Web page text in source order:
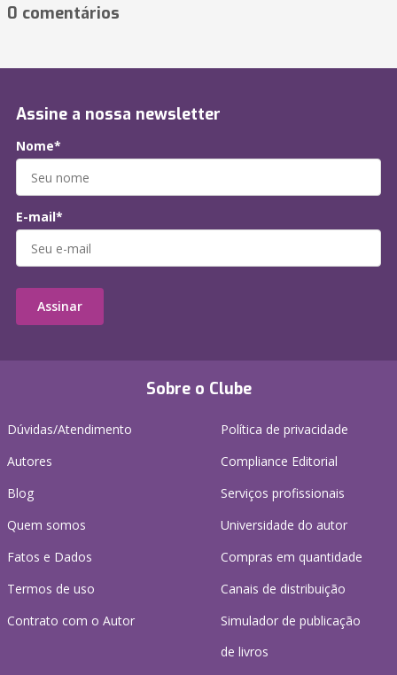
0 comentários
Sobre o Clube
Dúvidas/Atendimento
Autores
Blog
Quem somos
Fatos e Dados
Termos de uso
Contrato com o Autor
Política de privacidade
Compliance Editorial
Serviços profissionais
Universidade do autor
Compras em quantidade
Canais de distribuição
Simulador de publicação
de livros
Assine a nossa newsletter
Nome*
E-mail*
Assinar